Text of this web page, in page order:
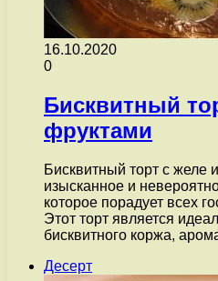
16.10.2020
0
Бисквитный
фруктами
Бисквитный торт с желе
изысканное и
которое порадует всех
Этот торт является
бисквитного коржа,
Десерт